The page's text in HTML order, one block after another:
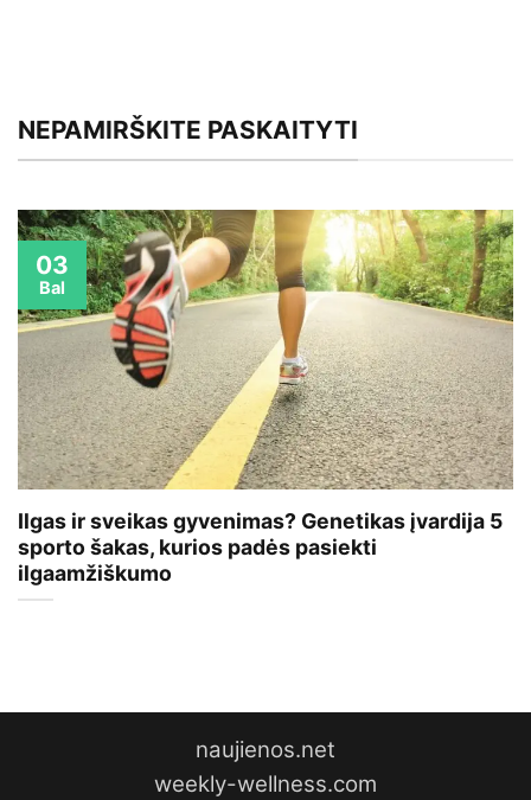
NEPAMIRŠKITE PASKAITYTI
Ilgas ir sveikas gyvenimas? Genetikas įvardija 5
sporto šakas, kurios padės pasiekti
ilgaamžiškumo
03
Bal
naujienos.net
weekly-wellness.com